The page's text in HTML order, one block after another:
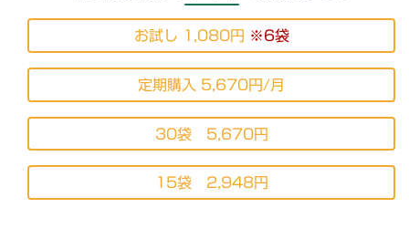
お試し 1,080円 ※6袋
定期購入 5,670円/月
30袋 5,670円
15袋 2,948円